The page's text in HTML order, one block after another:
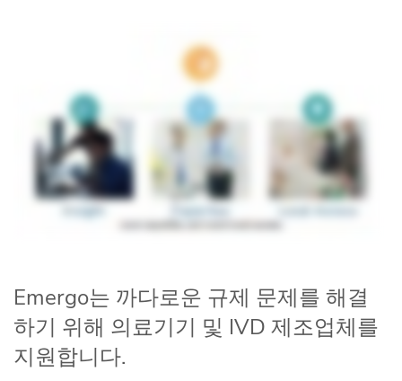
Emergo는 까다로운 규제 문제를 해결
하기 위해 의료기기 및 IVD 제조업체를
지원합니다.